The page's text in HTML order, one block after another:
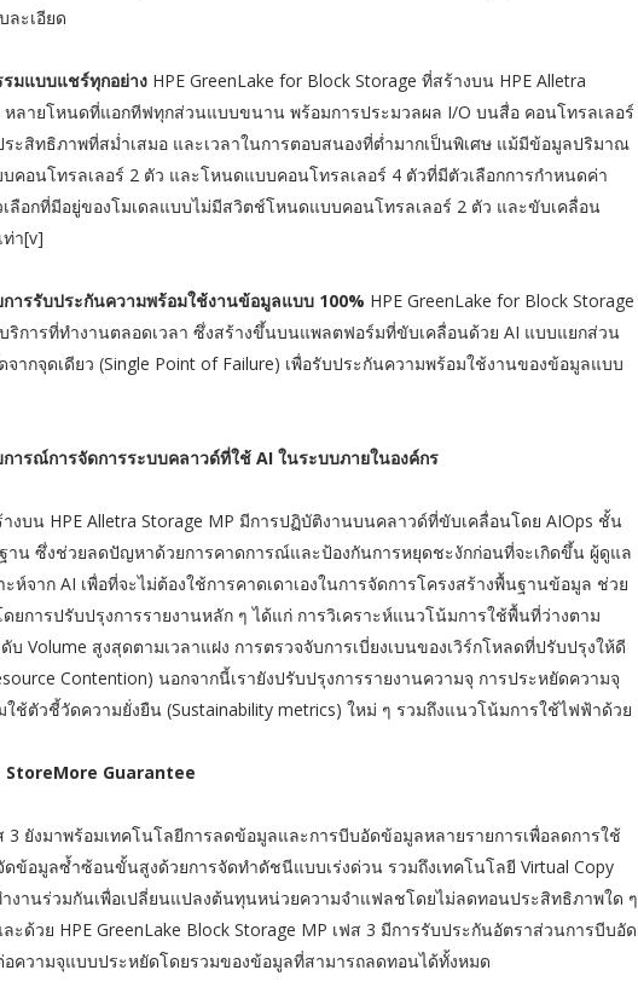
ะเอียด
มแบบแชร์ทุกอย่าง HPE GreenLake for Block Storage ที่สร้างบน HPE Alletra
หลายโหนดที่แอกทีฟทุกส่วนแบบขนาน พร้อมการประมวลผล I/O บนสื่อ คอนโทรลเลอร์
ะสิทธิภาพที่สม่ำเสมอ และเวลาในการตอบสนองที่ต่ำมากเป็นพิเศษ แม้มีข้อมูลปริมาณ
คอนโทรลเลอร์ 2 ตัว และโหนดแบบคอนโทรลเลอร์ 4 ตัวที่มีตัวเลือกการกำหนดค่า
ลือกที่มีอยู่ของโมเดลแบบไม่มีสวิตช์โหนดแบบคอนโทรลเลอร์ 2 ตัว และขับเคลื่อน
า[v]
ารรับประกันความพร้อมใช้งานข้อมูลแบบ 100% HPE GreenLake for Block Storage
ริการที่ทำงานตลอดเวลา ซึ่งสร้างขึ้นบนแพลตฟอร์มที่ขับเคลื่อนด้วย AI แบบแยกส่วน
ากจุดเดียว (Single Point of Failure) เพื่อรับประกันความพร้อมใช้งานของข้อมูลแบบ
ารณ์การจัดการระบบคลาวด์ที่ใช้ AI ในระบบภายในองค์กร
างบน HPE Alletra Storage MP มีการปฏิบัติงานบนคลาวด์ที่ขับเคลื่อนโดย AIOps ชั้น
าน ซึ่งช่วยลดปัญหาด้วยการคาดการณ์และป้องกันการหยุดชะงักก่อนที่จะเกิดขึ้น ผู้ดูแล
จาก AI เพื่อที่จะไม่ต้องใช้การคาดเดาเองในการจัดการโครงสร้างพื้นฐานข้อมูล ช่วย
การปรับปรุงการรายงานหลัก ๆ ได้แก่ การวิเคราะห์แนวโน้มการใช้พื้นที่ว่างตาม
Volume สูงสุดตามเวลาแฝง การตรวจจับการเบี่ยงเบนของเวิร์กโหลดที่ปรับปรุงให้ดี
Contention) นอกจากนี้เรายังปรับปรุงการรายงานความจุ การประหยัดความจุ
ช้ตัวชี้วัดความยั่งยืน (Sustainability metrics) ใหม่ ๆ รวมถึงแนวโน้มการใช้ไฟฟ้าด้วย
StoreMore Guarantee
3 ยังมาพร้อมเทคโนโลยีการลดข้อมูลและการบีบอัดข้อมูลหลายรายการเพื่อลดการใช้
ดข้อมูลซ้ำซ้อนขั้นสูงด้วยการจัดทำดัชนีแบบเร่งด่วน รวมถึงเทคโนโลยี Virtual Copy
งานร่วมกันเพื่อเปลี่ยนแปลงต้นทุนหน่วยความจำแฟลชโดยไม่ลดทอนประสิทธิภาพใด ๆ
ด้วย HPE GreenLake Block Storage MP เฟส 3 มีการรับประกันอัตราส่วนการบีบอัด
ความจุแบบประหยัดโดยรวมของข้อมูลที่สามารถลดทอนได้ทั้งหมด